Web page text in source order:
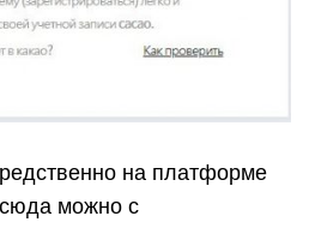
на платформе
сюда можно с